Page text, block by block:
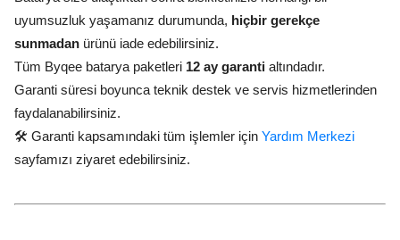
uyumsuzluk yaşamanız durumunda, hiçbir gerekçe
sunmadan ürünü iade edebilirsiniz.
Tüm Byqee batarya paketleri 12 ay garanti altındadır.
Garanti süresi boyunca teknik destek ve servis hizmetlerinden
faydalanabilirsiniz.
🛠️ Garanti kapsamındaki tüm işlemler için Yardım Merkezi
sayfamızı ziyaret edebilirsiniz.